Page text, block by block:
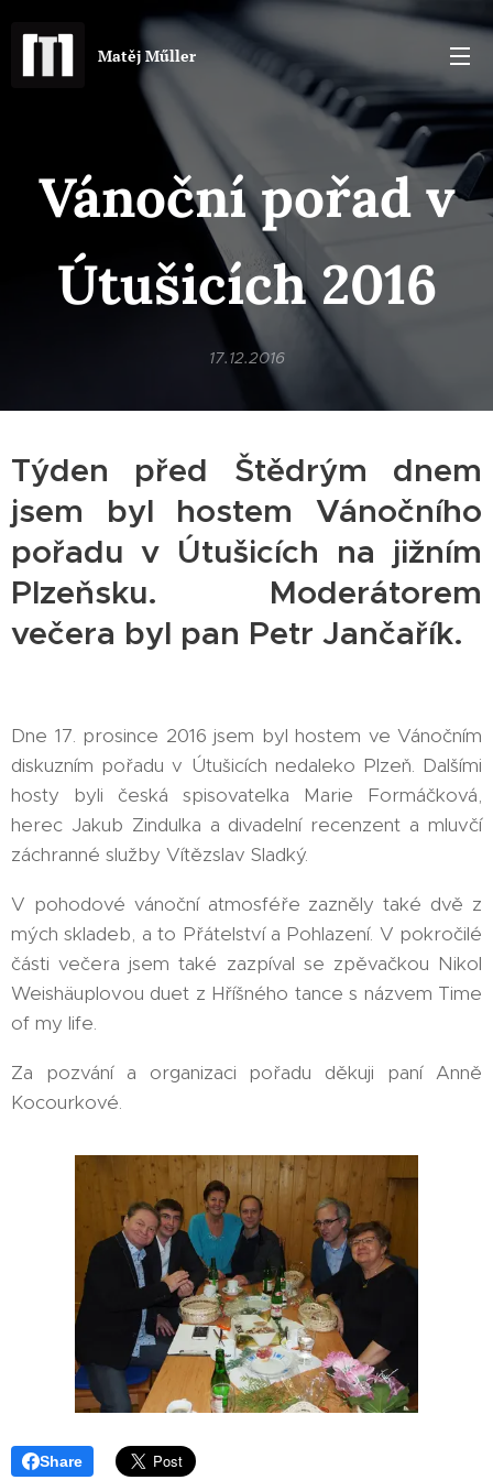
Matěj Műller
Vánoční pořad v
Útušicích 2016
17.12.2016
Týden před Štědrým dnem
jsem byl hostem Vánočního
pořadu v Útušicích na jižním
Plzeňsku. Moderátorem
večera byl pan Petr Jančařík.
Dne 17. prosince 2016 jsem byl hostem ve Vánočním
diskuzním pořadu v Útušicích nedaleko Plzeň. Dalšími
hosty byli česká spisovatelka Marie Formáčková,
herec Jakub Zindulka a divadelní recenzent a mluvčí
záchranné služby Vítězslav Sladký.
V pohodové vánoční atmosféře zazněly také dvě z
mých skladeb, a to Přátelství a Pohlazení. V pokročilé
části večera jsem také zazpíval se zpěvačkou Nikol
Weishäuplovou duet z Hříšného tance s názvem Time
of my life.
Za pozvání a organizaci pořadu děkuji paní Anně
Kocourkové.
Share